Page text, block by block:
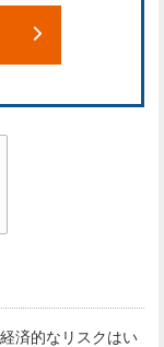
済的なリスクはい